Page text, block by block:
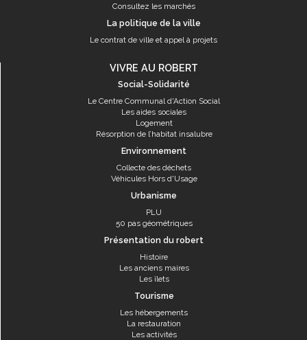
Consultez les marchés
La politique de la ville
Le contrat de ville et appel à projets
VIVRE AU ROBERT
Social-Solidarité
Le Centre Communal d'Action Social
Les aides sociales
Logement
Résorption de l’habitat insalubre
Environnement
Collecte des déchets
Véhicules Hors d'Usage
Urbanisme
PLU
50 pas géométriques
Présentation du robert
Histoire
Les anciens maires
Les îlets
Tourisme
Les hébergements
La restauration
Les activités